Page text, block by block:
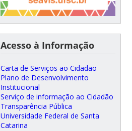
Acesso à Informação
Carta de Serviços ao Cidadão
Plano de Desenvolvimento
Institucional
Serviço de informação ao Cidadão
Transparência Pública
Universidade Federal de Santa
Catarina